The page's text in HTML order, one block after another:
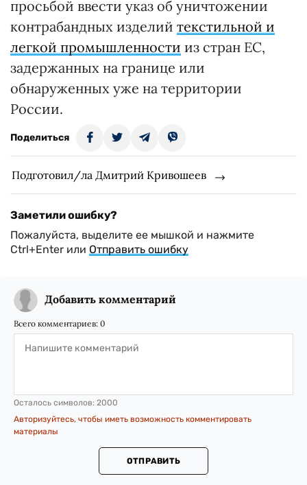
просьбой ввести указ об уничтожении
контрабандных изделий текстильной и
легкой промышленности из стран ЕС,
задержанных на границе или
обнаруженных уже на территории
России.
Поделиться
Подготовил/ла Дмитрий Кривошеев
Заметили ошибку?
Пожалуйста, выделите ее мышкой и нажмите
Ctrl+Enter или Отправить ошибку
Добавить комментарий
Всего комментариев: 0
Осталось символов: 2000
Авторизуйтесь, чтобы иметь возможность комментировать
материалы
ОТПРАВИТЬ